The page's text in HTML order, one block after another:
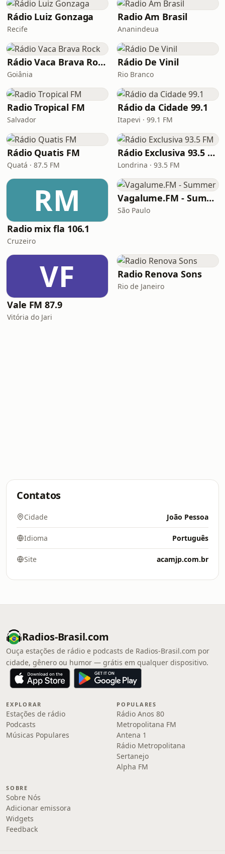
Rádio Luiz Gonzaga
Recife
Radio Am Brasil
Ananindeua
Rádio Vaca Brava Rock
Goiânia
Rádio De Vinil
Rio Branco
Radio Tropical FM
Salvador
Rádio da Cidade 99.1
Itapevi · 99.1 FM
Rádio Quatis FM
Quatá · 87.5 FM
Rádio Exclusiva 93.5 FM
Londrina · 93.5 FM
RM
Radio mix fla 106.1
Cruzeiro
Vagalume.FM - Summer
São Paulo
VF
Vale FM 87.9
Vitória do Jari
Radio Renova Sons
Rio de Janeiro
Contatos
Cidade João Pessoa
Idioma Português
Site acamjp.com.br
Radios-Brasil.com
Ouça estações de rádio e podcasts de Radios-Brasil.com por
cidade, gênero ou humor — grátis em qualquer dispositivo.
EXPLORAR
Estações de rádio
Podcasts
Músicas Populares
POPULARES
Rádio Anos 80
Metropolitana FM
Antena 1
Rádio Metropolitana
Sertanejo
Alpha FM
SOBRE
Sobre Nós
Adicionar emissora
Widgets
Feedback